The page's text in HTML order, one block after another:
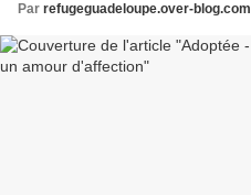
Par refugeguadeloupe.over-blog.com